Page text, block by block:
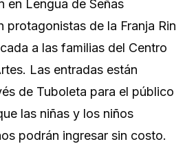
en Lengua de Señas
protagonistas de la Franja Rin
a las familias del Centro
Las entradas están
de Tuboleta para el público
las niñas y los niños
podrán ingresar sin costo.